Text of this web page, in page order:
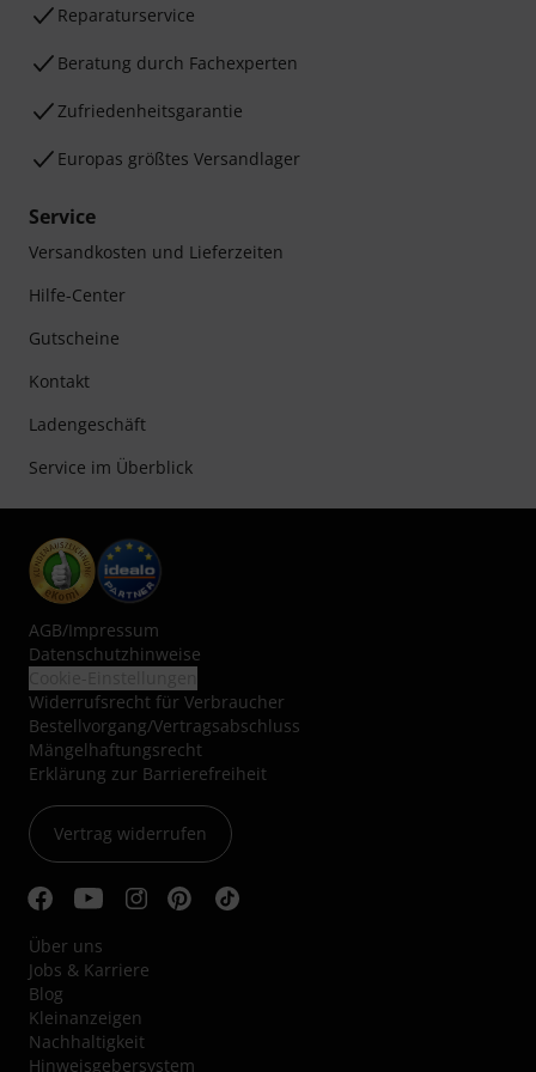
Reparaturservice
Beratung durch Fachexperten
Zufriedenheitsgarantie
Europas größtes Versandlager
Service
Versandkosten und Lieferzeiten
Hilfe-Center
Gutscheine
Kontakt
Ladengeschäft
Service im Überblick
AGB/Impressum
Datenschutzhinweise
Widerrufsrecht für Verbraucher
Bestellvorgang/Vertragsabschluss
Mängelhaftungsrecht
Erklärung zur Barrierefreiheit
Vertrag widerrufen
Über uns
Jobs & Karriere
Blog
Kleinanzeigen
Nachhaltigkeit
Hinweisgebersystem